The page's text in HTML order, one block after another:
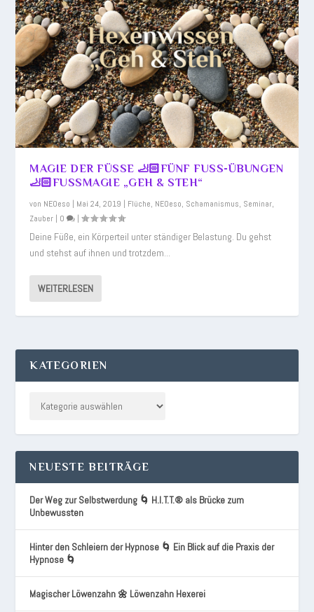
MAGIE DER FÜSSE 🦶🏻FÜNF FUSS-ÜBUNGEN 🦶
🏻FUSSMAGIE „GEH & STEH“
von NEOeso | Mai 24, 2019 | Flüche, NEOeso, Schamanismus, Seminar,
Zauber | 0 |
Deine Füße, ein Körperteil unter ständiger Belastung. Du gehst
und stehst auf ihnen und trotzdem...
WEITERLESEN
KATEGORIEN
NEUESTE BEITRÄGE
Der Weg zur Selbstwerdung 🌀 H.I.T.T.® als Brücke zum
Unbewussten
Hinter den Schleiern der Hypnose 🌀 Ein Blick auf die Praxis der
Hypnose 🌀
Magischer Löwenzahn 🌼 Löwenzahn Hexerei